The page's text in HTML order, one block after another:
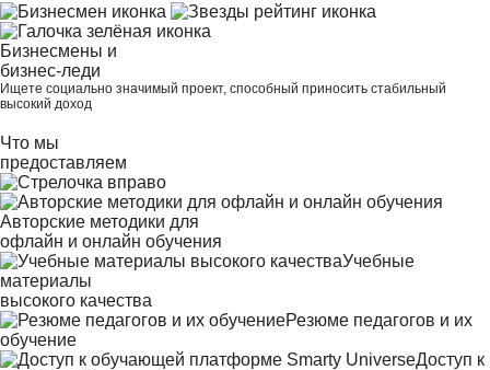
Бизнесмены и
бизнес-леди
Ищете социально значимый проект, способный приносить стабильный
высокий доход
Что мы
предоставляем
Авторские методики для
офлайн и онлайн обучения
Учебные
материалы
высокого качества
Резюме педагогов и их
обучение
Доступ к